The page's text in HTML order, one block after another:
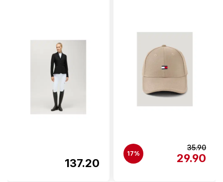
137.20
17%
35.90
29.90